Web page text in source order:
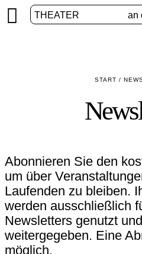
THEATER an

START /
Abonnieren Sie den
um über
Laufenden zu bleiben.
werden ausschließlich
Newsletters genutzt
weitergegeben. Eine
möglich.